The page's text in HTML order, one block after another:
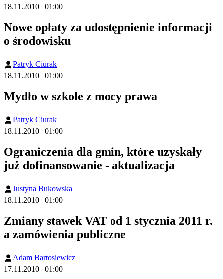
18.11.2010 | 01:00
Nowe opłaty za udostępnienie informacji
o środowisku
Patryk Ciurak
18.11.2010 | 01:00
Mydło w szkole z mocy prawa
Patryk Ciurak
18.11.2010 | 01:00
Ograniczenia dla gmin, które uzyskały
już dofinansowanie - aktualizacja
Justyna Bukowska
18.11.2010 | 01:00
Zmiany stawek VAT od 1 stycznia 2011 r.
a zamówienia publiczne
Adam Bartosiewicz
17.11.2010 | 01:00